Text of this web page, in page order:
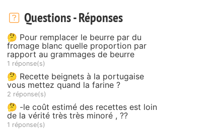
Questions - Réponses
🤔 Pour remplacer le beurre par du
fromage blanc quelle proportion par
rapport au grammages de beurre
1 réponse(s)
🤔 Recette beignets à la portugaise
vous mettez quand la farine ?
2 réponse(s)
🤔 -le coût estimé des recettes est loin
de la vérité très très minoré , ??
1 réponse(s)